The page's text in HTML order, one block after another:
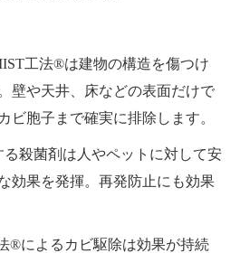
工法®は建物の構造を傷つけ
壁や天井、床などの表面だけで
ビ胞子まで確実に排除します。
る殺菌剤は人やペットに対して安
効果を発揮。再発防止にも効果
®によるカビ駆除は効果が持続